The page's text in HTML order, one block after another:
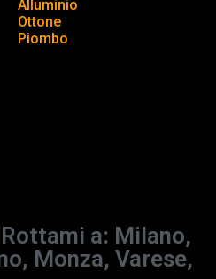
Alluminio
Ottone
Piombo
a: Milano,
Monza, Varese,